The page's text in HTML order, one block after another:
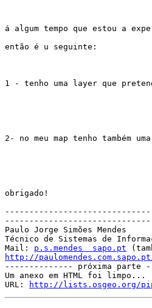
á algum tempo que estou a
então é u seguinte:
1 - tenho uma layer que
2- no meu map tenho também
obrigado!
Paulo Jorge Simões Mendes
Técnico de Sistemas de
Mail: p.s.mendes  sapo.pt
http://
-------------- próxima parte
Um anexo em HTML foi limpo...
URL:
http://lists.osgeo.org/